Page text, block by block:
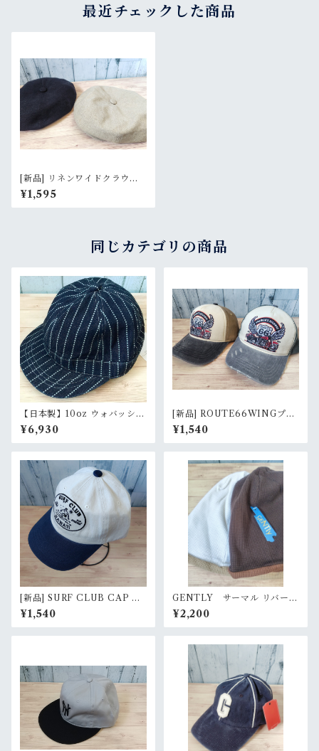
最近チェックした商品
[新品] リネンワイドクラウン
ハンキャス：キャップ RankS
¥1,595
同じカテゴリの商品
【日本製】10oz ウォバッシュ
デニム アーミーアンパイアキ
ャップ（新品 / Rank S）
¥6,930
[新品] ROUTE66WINGプリ
ントダイドCAP バイカーキャ
ップ RankS
¥1,540
[新品] SURF CLUB CAP ア
メカジ キャップ RankS
¥1,540
GENTLY サーマル リバーシ
ブル ルーズワッチ RankS
¥2,200